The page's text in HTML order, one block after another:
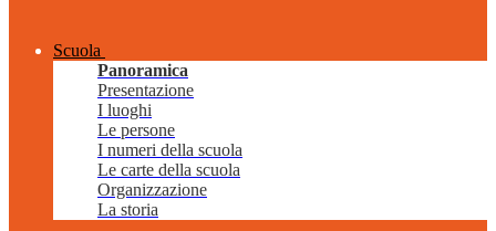
Scuola
Panoramica
Presentazione
I luoghi
Le persone
I numeri della scuola
Le carte della scuola
Organizzazione
La storia